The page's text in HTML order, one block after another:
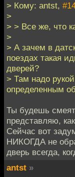
> Кому: antst,
>
> > Все же, что
>
> А зачем в
поездах такая
дверей?
> Там надо
определенным
Ты будешь
представляю,
Сейчас вот
НИКОГДА не
дверь всегда,
antst »